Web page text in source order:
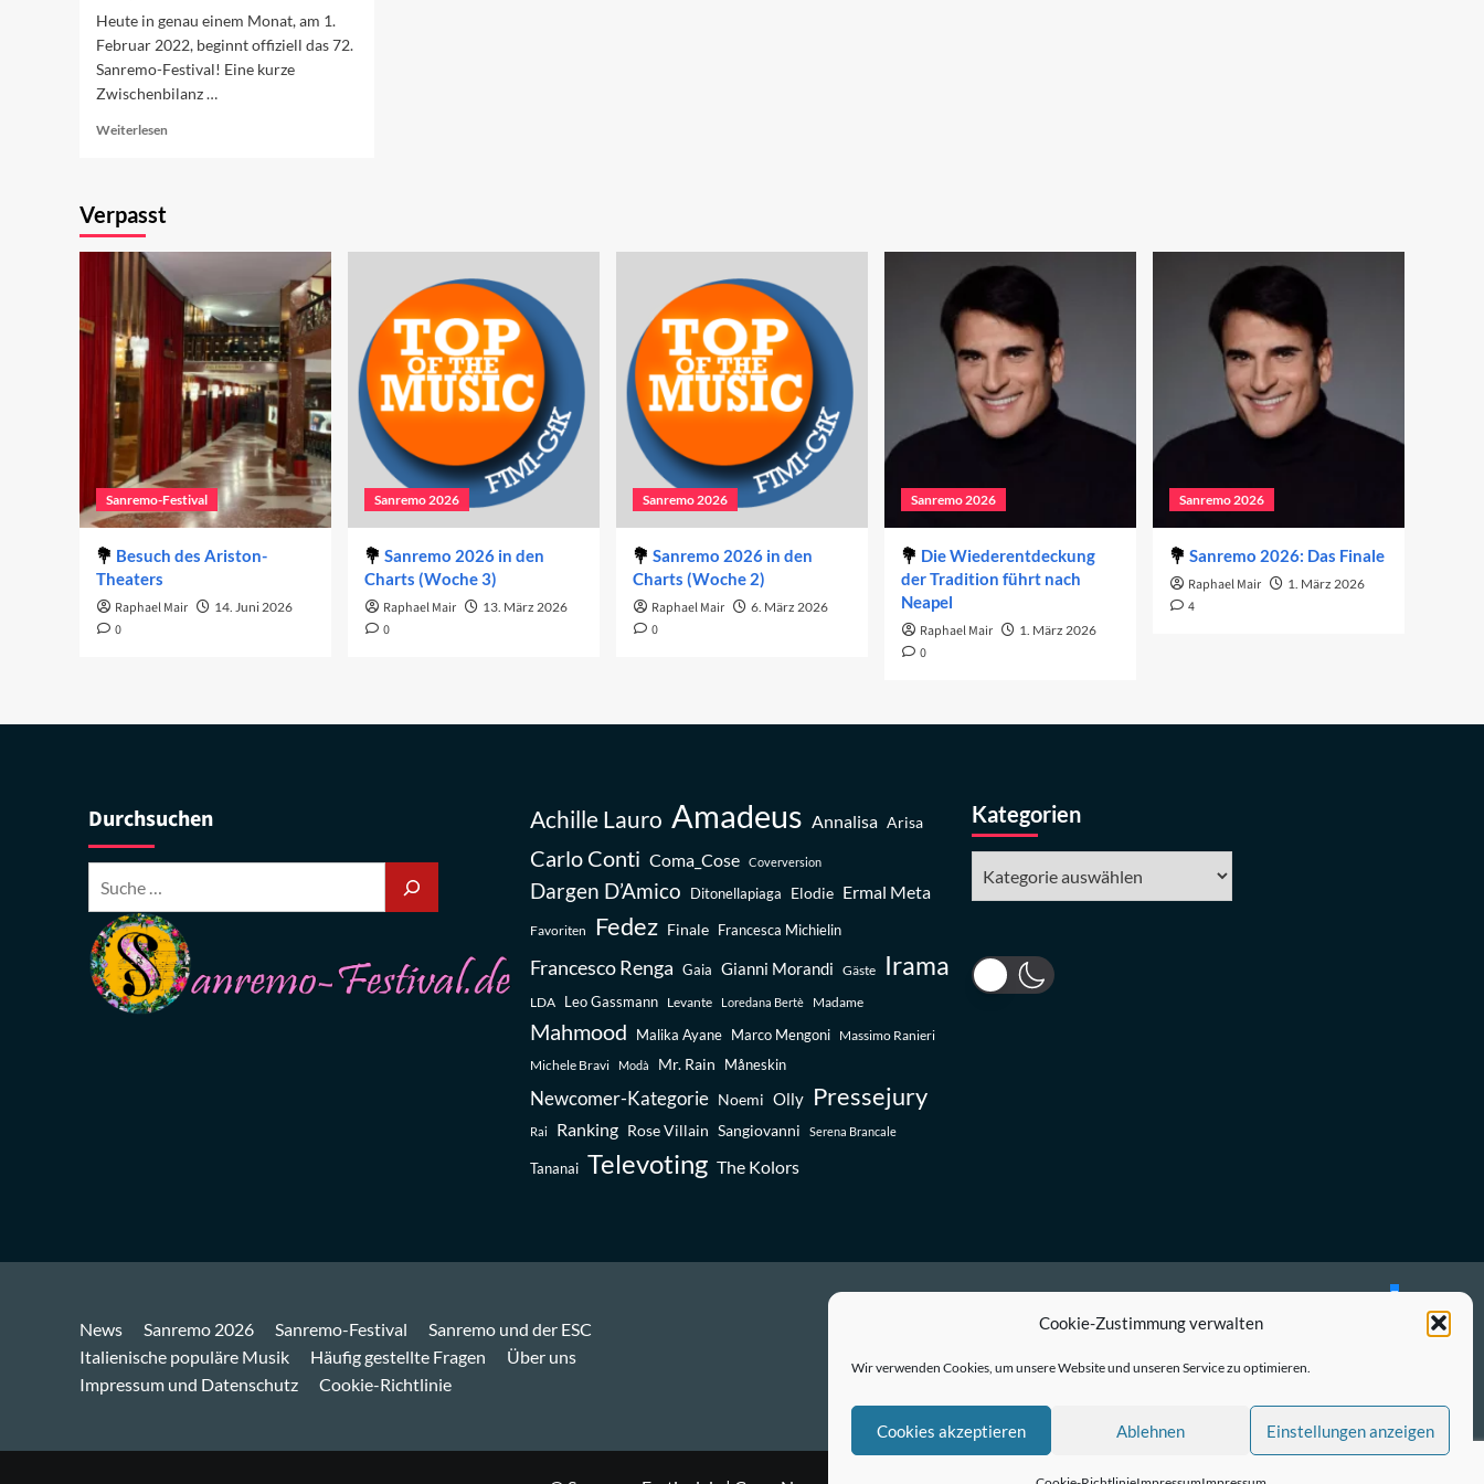
Cookie-Zustimmung verwalten
Wir verwenden Cookies, um unsere Website und unseren Service zu optimieren.
Cookies akzeptieren Ablehnen Einstellungen anzeigen
Heute in genau einem Monat, am 1.
Februar 2022, beginnt offiziell das 72.
Sanremo-Festival! Eine kurze
Zwischenbilanz …
Weiterlesen
Sanremo
Verpasst
Sanremo-Festival
Besuch des Ariston-
Theaters
Raphael Mair 14. Juni 2026
0
Sanremo 2026
Sanremo 2026 in den
Charts (Woche 3)
Raphael Mair 13. März 2026
0
Sanremo 2026
Sanremo 2026 in den
Charts (Woche 2)
Raphael Mair 6. März 2026
0
Sanremo 2026
Die Wiederentdeckung
der Tradition führt nach
Neapel
Raphael Mair 1. März 2026
0
Sanremo 2026
Sanremo 2026: Das Finale
Raphael Mair 1. März 2026
4
Durchsuchen Achille Lauro Amadeus Annalisa Arisa
Carlo Conti Coma_Cose Coverversion
Dargen D’Amico Ditonellapiaga Elodie Ermal Meta
Favoriten Fedez Finale Francesca Michielin
Francesco Renga Gaia Gianni Morandi Gäste Irama
LDA Leo Gassmann Levante Loredana Bertè Madame
Mahmood Malika Ayane Marco Mengoni
Massimo Ranieri
Michele Bravi
Modà Mr. Rain Måneskin
Newcomer-Kategorie Noemi Olly Pressejury
Rai Ranking Rose Villain Sangiovanni Serena Brancale
Tananai Televoting The Kolors
Kategorien
News Sanremo 2026 Sanremo-Festival
Sanremo und der ESC
Italienische populäre Musik
Häufig gestellte Fragen
Über uns
Impressum und Datenschutz
Cookie-Richtlinie
Bluesky
Mastodon
E-
Mail